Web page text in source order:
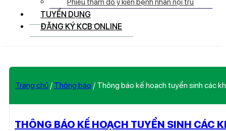
Phiếu thăm dò ý kiến bệnh nhân nội trú
TUYỂN DỤNG
ĐĂNG KÝ KCB ONLINE
Trang chủ / Thông báo / Thông báo kế hoạch tuyển sinh các
THÔNG BÁO KẾ HOẠCH TUYỂN SINH CÁC